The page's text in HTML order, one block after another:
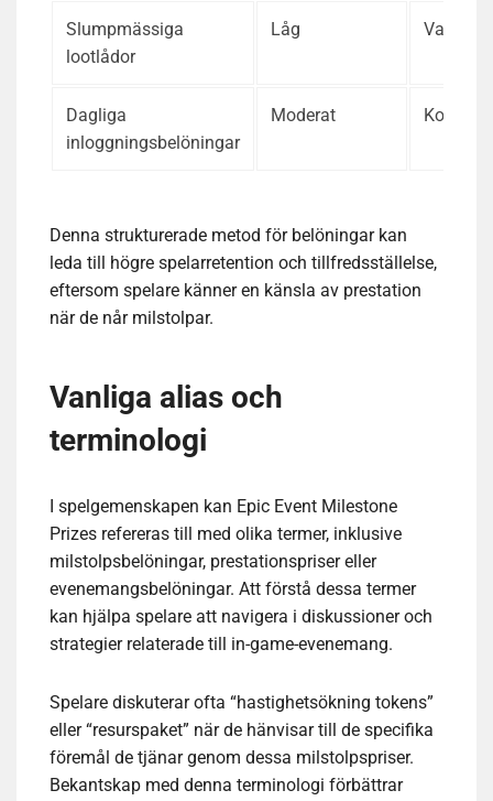
Slumpmässiga
lootlådor
Låg Varierad
Dagliga
inloggningsbelöningar
Moderat
Denna strukturerade metod för belöningar kan
leda till högre spelarretention och tillfredsställelse,
eftersom spelare känner en känsla av prestation
när de når milstolpar.
Vanliga alias och
terminologi
I spelgemenskapen kan Epic Event Milestone
Prizes refereras till med olika termer, inklusive
milstolpsbelöningar, prestationspriser eller
evenemangsbelöningar. Att förstå dessa termer
kan hjälpa spelare att navigera i diskussioner och
strategier relaterade till in-game-evenemang.
Spelare diskuterar ofta “hastighetsökning tokens”
eller “resurspaket” när de hänvisar till de specifika
föremål de tjänar genom dessa milstolpspriser.
Bekantskap med denna terminologi förbättrar